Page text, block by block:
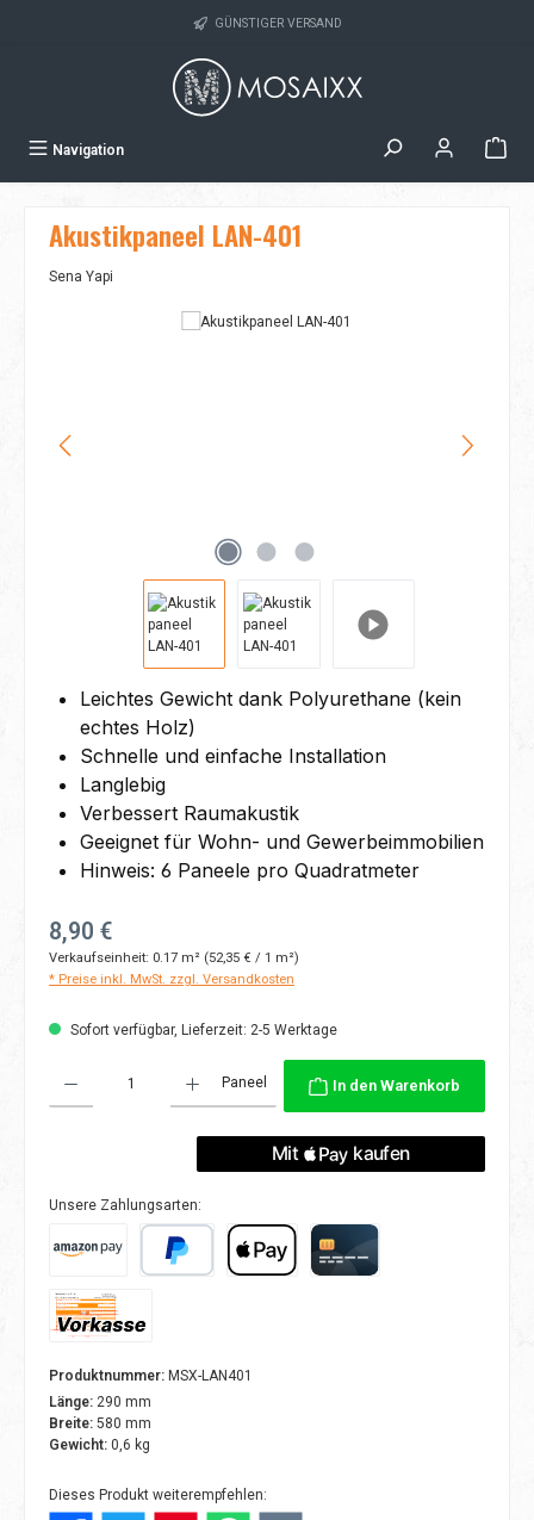
GÜNSTIGER VERSAND
Navigation
Akustikpaneel LAN-401
Sena Yapi
Bildergalerie überspringen
Leichtes Gewicht dank Polyurethane (kein
echtes Holz)
Schnelle und einfache Installation
Langlebig
Verbessert Raumakustik
Geeignet für Wohn- und Gewerbeimmobilien
Hinweis: 6 Paneele pro Quadratmeter
Regulärer Preis:
8,90 €
Verkaufseinheit: 0.17 m² (52,35 € / 1 m²)
* Preise inkl. MwSt. zzgl. Versandkosten
Sofort verfügbar, Lieferzeit: 2-5 Werktage
Paneel In den Warenkorb
Unsere Zahlungsarten:
Produktnummer: MSX-LAN401
Länge: 290 mm
Breite: 580 mm
Gewicht: 0,6 kg
Dieses Produkt weiterempfehlen: